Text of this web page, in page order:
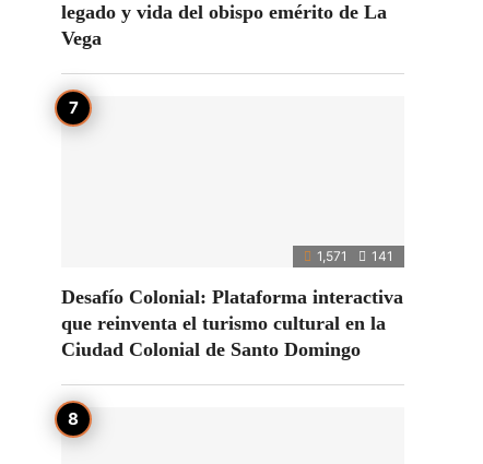
legado y vida del obispo emérito de La
Vega
1,571 141
Desafío Colonial: Plataforma interactiva
que reinventa el turismo cultural en la
Ciudad Colonial de Santo Domingo